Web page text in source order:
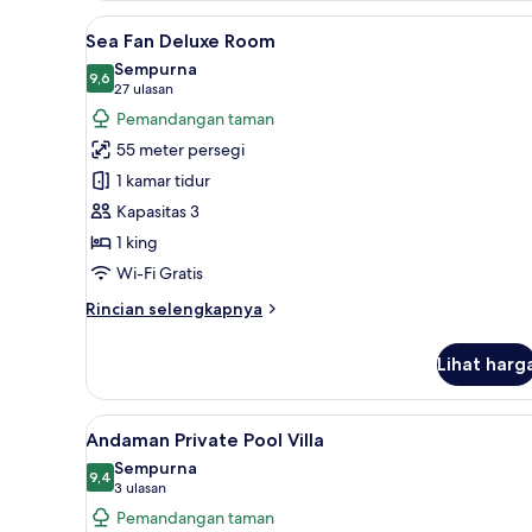
Superior
Room
Lihat
semua
foto
untuk
Sea
Fan
Deluxe
Room
Sea Fan Deluxe Room |
6
Sea Fan Deluxe Room
9,69,6 dari 10
Sempurna
27 ulasan
(27
ulasan)
Pemandangan taman
55 meter persegi
1 kamar tidur
Kapasitas 3
1 king
Wi-Fi Gratis
Rincian selengkapnya
Rincian
Sea
Fan
Deluxe
Room
Lihat
Lihat
semua
foto
untuk
Andaman Private Pool Villa |
4
Andaman Private Pool Villa
9,49,4 dari 10
Sempurna
3 ulasan
(3
ulasan)
Pemandangan taman